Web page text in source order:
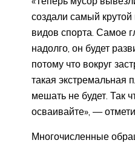
создали самый крутой
видов спорта. Самое
надолго, он будет
потому что вокруг
такая экстремальная
мешать не будет. Так
осваивайте», —
Многочисленные